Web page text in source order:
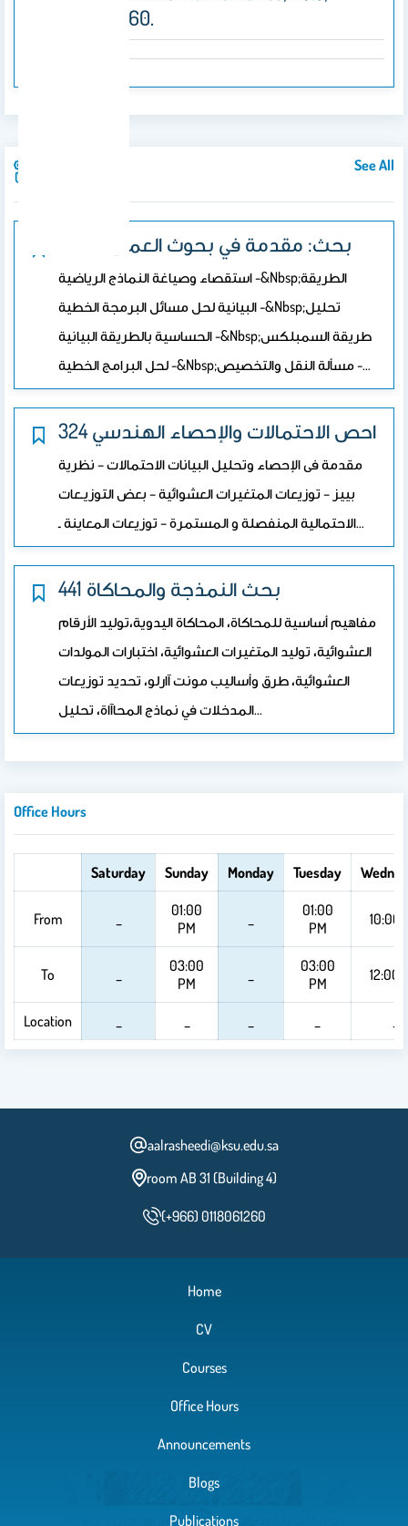
Pp.4038-4060.
See All
100 بحث: مقدمة في بحوث العمليات
استقصاء وصياغة النماذج الرياضية -&nbsp;الطريقة
البيانية لحل مسائل البرمجة الخطية -&nbsp;تحليل
الحساسية بالطريقة البيانية -&nbsp;طريقة السمبلكس
لحل البرامج الخطية -&nbsp;مسألة النقل والتخصيص -…
324 احص الاحتمالات والإحصاء الهندسي
مقدمة فى الإحصاء وتحليل البيانات الاحتمالات – نظرية
بييز – توزيعات المتغيرات العشوائية – بعض التوزيـعات
الاحتمالية المنفصلة و المستمرة – توزيعات المعاينة ـ…
441 بحث النمذجة والمحاكاة
مفاهيم أساسية للمحاكاة، المحاكاة اليدوية،توليد الأرقام
العشوائية، توليد المتغيرات العشوائية، اختبارات المولدات
العشوائية، طرق وأساليب مونت آارلو، تحديد توزيعات
المدخلات في نماذج المحاآاة، تحليل…
Office Hours
Saturday Sunday Monday Tuesday
From
01:00
PM
01:00
PM
10:00
To
03:00
PM
03:00
PM
12:00
Location
aalrasheedi@ksu.edu.sa
room AB 31 (Building 4)
(+966) 0118061260
Home
CV
Courses
Office Hours
Announcements
Blogs
Publications